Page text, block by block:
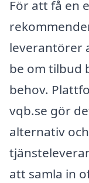
För att få en
leverantörer
be om tilbud
behov.
vqb.se gör
alternativ
att samla in